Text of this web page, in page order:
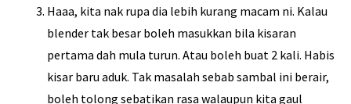
Haaa, kita nak rupa dia lebih kurang macam ni. Kalau
blender tak besar boleh masukkan bila kisaran
pertama dah mula turun. Atau boleh buat 2 kali. Habis
kisar baru aduk. Tak masalah sebab sambal ini berair,
boleh tolong sebatikan rasa walaupun kita gaul